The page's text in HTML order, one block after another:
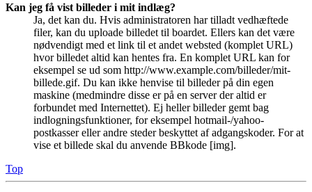
Kan jeg få vist billeder i mit indlæg?
Ja, det kan du. Hvis administratoren har tilladt vedhæftede
filer, kan du uploade billedet til boardet. Ellers kan det være
nødvendigt med et link til et andet websted (komplet URL)
hvor billedet altid kan hentes fra. En komplet URL kan for
eksempel se ud som http://www.example.com/billeder/mit-
billede.gif. Du kan ikke henvise til billeder på din egen
maskine (medmindre disse er på en server der altid er
forbundet med Internettet). Ej heller billeder gemt bag
indlogningsfunktioner, for eksempel hotmail-/yahoo-
postkasser eller andre steder beskyttet af adgangskoder. For at
vise et billede skal du anvende BBkode [img].
Top